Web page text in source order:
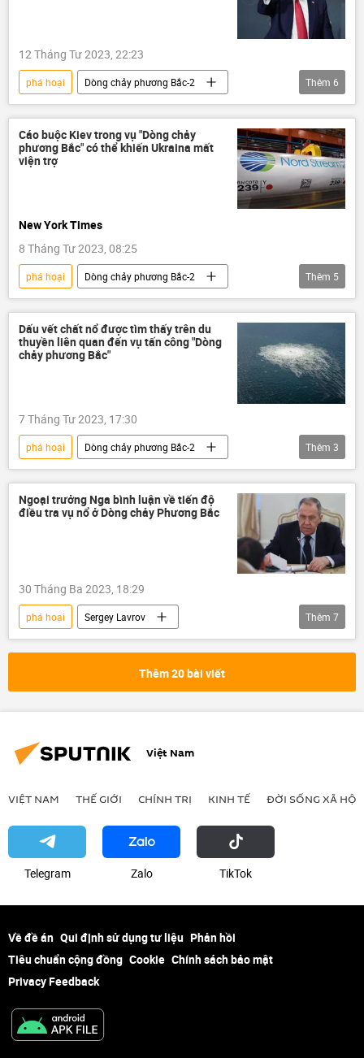
12 Tháng Tư 2023, 22:23
phá hoại
Dòng chảy phương Bắc-2
Donald Trump
Thế giới
vụ nổ
Nga
Hoa Kỳ
Vụ nổ “Dòng chảy phương Bắc”
Thêm 6
Cáo buộc Kiev trong vụ "Dòng chảy
phương Bắc" có thể khiến Ukraina mất
viện trợ
New York Times
8 Tháng Tư 2023, 08:25
phá hoại
Dòng chảy phương Bắc-2
vụ nổ
Thế giới
Ukraina
viện trợ quân sự
Báo chí thế giới
Vụ nổ “Dòng chảy phương Bắc”
Thêm 5
Dấu vết chất nổ được tìm thấy trên du
thuyền liên quan đến vụ tấn công "Dòng
chảy phương Bắc"
7 Tháng Tư 2023, 17:30
phá hoại
Dòng chảy phương Bắc-2
điều tra
Thế giới vụ nổ
Thêm 3
Ngoại trưởng Nga bình luận về tiến độ
điều tra vụ nổ ở Dòng chảy Phương Bắc
30 Tháng Ba 2023, 18:29
phá hoại
Sergey Lavrov
Dòng chảy phương Bắc-2
Thời sự
Bộ Ngoại giao Nga
Chính trị
Thế giới
Thêm 7
Thêm 20 bài viết
Việt Nam
VIỆT NAM THẾ GIỚI CHÍNH TRỊ KINH TẾ ĐỜI SỐNG XÃ HỘI
Telegram Zalo ТikТоk
Về đề án Qui định sử dụng tư liệu Phản hồi
Tiêu chuẩn cộng đồng Cookie Chính sách bảo mật
Privacy Feedback